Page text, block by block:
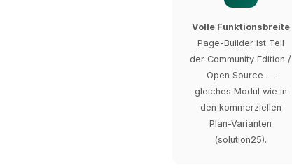
Volle Funktionsbreite
Page-Builder ist Teil
der Community Edition /
Open Source —
gleiches Modul wie in
den kommerziellen
Plan-Varianten
(solution25).